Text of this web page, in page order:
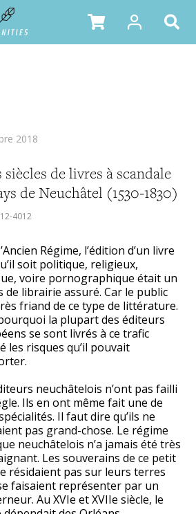
2018
de Neuchâtel (1530-1830)
4012
Régime, l’édition d’un livre
soit politique, religieux,
voire pornographique était un
de librairie assuré. Car le public
friand de ce type de littérature.
la plupart des éditeurs
se sont livrés à ce trafic
les risques qu’il pouvait
neuchâtelois n’ont pas failli
Ils en ont même fait une de
Il faut dire qu’ils ne
pas grand-chose. Le régime
neuchâtelois n’a jamais été très
Les souverains de ce petit
résidaient pas sur leurs terres
faisaient représenter par un
Au XVIe et XVIIe siècle, le